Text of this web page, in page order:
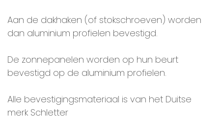
Aan de dakhaken (of stokschroeven) worden
dan aluminium profielen bevestigd.
De zonnepanelen worden op hun beurt
bevestigd op de aluminium profielen.
Alle bevestigingsmateriaal is van het Duitse
merk Schletter